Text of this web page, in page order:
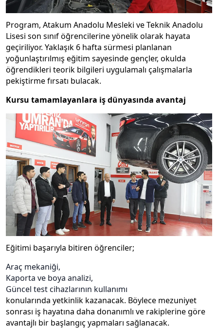
Program, Atakum Anadolu Mesleki ve Teknik Anadolu
Lisesi son sınıf öğrencilerine yönelik olarak hayata
geçiriliyor. Yaklaşık 6 hafta sürmesi planlanan
yoğunlaştırılmış eğitim sayesinde gençler, okulda
öğrendikleri teorik bilgileri uygulamalı çalışmalarla
pekiştirme fırsatı bulacak.
Kursu tamamlayanlara iş dünyasında avantaj
Eğitimi başarıyla bitiren öğrenciler;
Araç mekaniği,
Kaporta ve boya analizi,
Güncel test cihazlarının kullanımı
konularında yetkinlik kazanacak. Böylece mezuniyet
sonrası iş hayatına daha donanımlı ve rakiplerine göre
avantajlı bir başlangıç yapmaları sağlanacak.